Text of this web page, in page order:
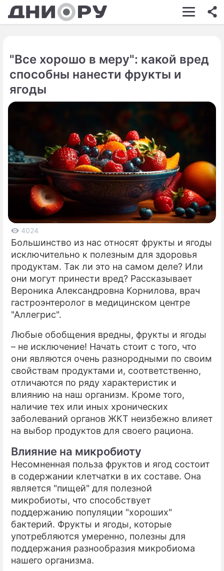
ШОУ-БИЗНЕС
КИНО
НЕДВИЖИМОСТЬ
ЗДОРОВЬЕ
ЭКОНОМИКА
ПРОИСШЕСТВИЯ
СОННИК
СТИЛЬ ЖИЗНИ
СЕРИАЛЫ
ИГРЫ
ПРЕСС-РЕЛИЗЫ
О ПРОЕКТЕ
"Все хорошо в меру": какой вред
способны нанести фрукты и
ягоды
4024
Большинство из нас относят фрукты и ягоды
исключительно к полезным для здоровья
продуктам. Так ли это на самом деле? Или
они могут принести вред? Рассказывает
Вероника Александровна Корнилова, врач
гастроэнтеролог в медицинском центре
"Аллегрис".
Любые обобщения вредны, фрукты и ягоды
– не исключение! Начать стоит с того, что
они являются очень разнородными по своим
свойствам продуктами и, соответственно,
отличаются по ряду характеристик и
влиянию на наш организм. Кроме того,
наличие тех или иных хронических
заболеваний органов ЖКТ неизбежно влияет
на выбор продуктов для своего рациона.
Влияние на микробиоту
Несомненная польза фруктов и ягод состоит
в содержании клетчатки в их составе. Она
является "пищей" для полезной
микробиоты, что способствует
поддержанию популяции "хороших"
бактерий. Фрукты и ягоды, которые
употребляются умеренно, полезны для
поддержания разнообразия микробиома
нашего организма.